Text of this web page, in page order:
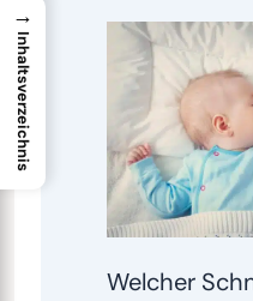
Welcher
→
Inhaltsverzeichnis